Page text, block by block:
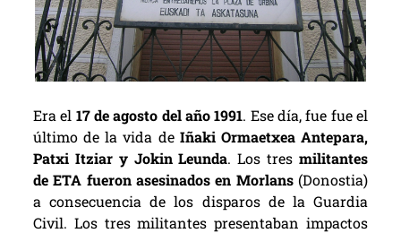
Era el 17 de agosto del año 1991. Ese día, fue fue el
último de la vida deIñaki Ormaetxea Antepara,
Patxi Itziar y Jokin Leunda. Los tresmilitantes
de ETA fueron asesinados en Morlans(Donostia)
a consecuencia de los disparos de la Guardia
Civil. Los tres militantes presentaban impactos